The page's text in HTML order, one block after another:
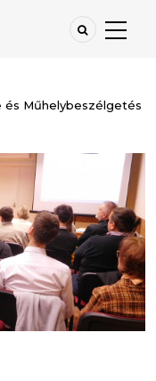
és Műhelybeszélgetés